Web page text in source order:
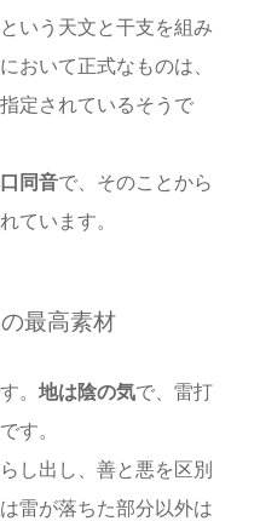
いう天文と干支を組み
において正式なものは、
定されているそうで
同音で、そのことから
ています。
最高素材
。 地は陰の気で、雷打
す。
し出し、善と悪を区別
雷が落ちた部分以外は